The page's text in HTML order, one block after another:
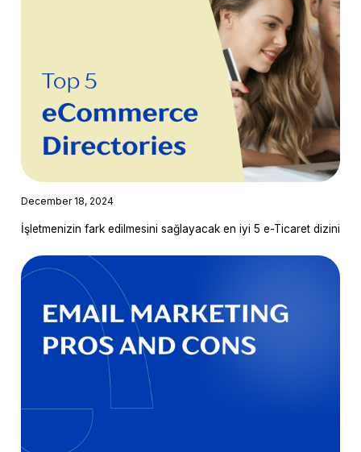
December 18, 2024
İşletmenizin fark edilmesini sağlayacak en iyi 5 e-Ticaret dizini